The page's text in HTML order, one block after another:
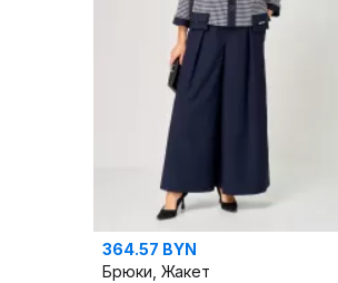
364.57 BYN
Брюки, Жакет